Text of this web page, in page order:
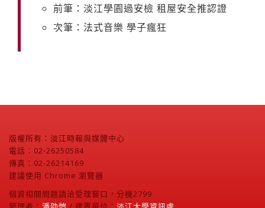
前筆：淡江學園過安檢 租屋安全推認證
次筆：法式音樂 學子瘋狂
版權所有：淡江時報與媒體中心
電話：02-26250584
傳真：02-26214169
建議使用 Chrome 瀏覽器
個資相關問題請洽受理窗口，分機2799